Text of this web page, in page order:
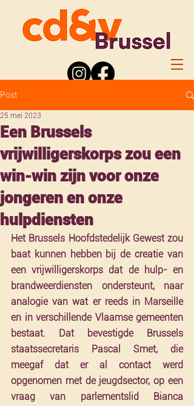
Post
Een Brussels
vrijwilligerskorps zou een
win-win zijn voor onze
jongeren en onze
hulpdiensten
25 mei 2023
Het Brussels Hoofdstedelijk Gewest zou
baat kunnen hebben bij de creatie van
een vrijwilligerskorps dat de hulp- en
brandweerdiensten ondersteunt, naar
analogie van wat er reeds in Marseille
en in verschillende Vlaamse gemeenten
bestaat. Dat bevestigde Brussels
staatssecretaris Pascal Smet, die
meegaf dat er al contact werd
opgenomen met de jeugdsector, op een
vraag van parlementslid Bianca